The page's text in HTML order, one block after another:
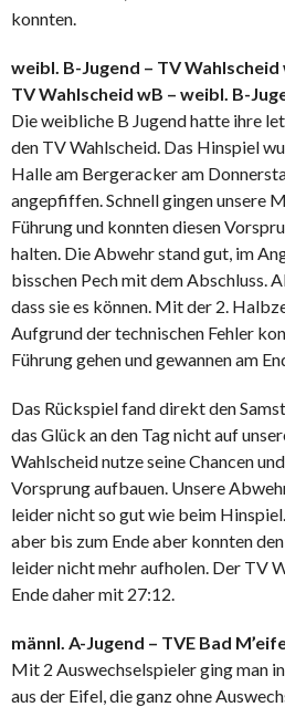
konnten.
weibl. B-Jugend – TV Wahlscheid
TV Wahlscheid wB – weibl. B-
Die weibliche B Jugend hatte ihre
den TV Wahlscheid. Das Hinspiel
Halle am Bergeracker am
angepfiffen. Schnell gingen unsere
Führung und konnten diesen
halten. Die Abwehr stand gut, im
bisschen Pech mit dem Abschluss.
dass sie es können. Mit der 2.
Aufgrund der technischen Fehler
Führung gehen und gewannen am
Das Rückspiel fand direkt den
das Glück an den Tag nicht auf
Wahlscheid nutze seine Chancen
Vorsprung aufbauen. Unsere
leider nicht so gut wie beim
aber bis zum Ende aber konnten
leider nicht mehr aufholen. Der TV
Ende daher mit 27:12.
männl. A-Jugend – TVE Bad
Mit 2 Auswechselspieler ging man
aus der Eifel, die ganz ohne